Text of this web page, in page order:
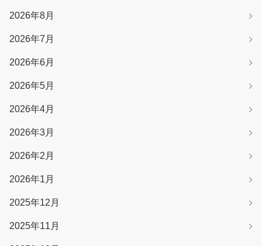
2026年8月
2026年7月
2026年6月
2026年5月
2026年4月
2026年3月
2026年2月
2026年1月
2025年12月
2025年11月